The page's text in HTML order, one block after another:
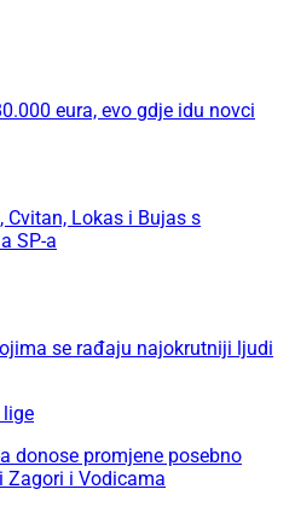
eura, evo gdje idu novci
Lokas i Bujas s
SP-a
se rađaju najokrutniji ljudi
lige
donose promjene posebno
Zagori i Vodicama